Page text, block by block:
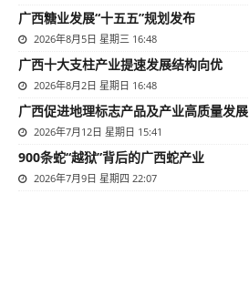
广西糖业发展“十五五”规划发布
2026年8月5日 星期三 16:48
广西十大支柱产业提速发展结构向优
2026年8月2日 星期日 16:48
广西促进地理标志产品及产业高质量发展
2026年7月12日 星期日 15:41
900条蛇“越狱”背后的广西蛇产业
2026年7月9日 星期四 22:07